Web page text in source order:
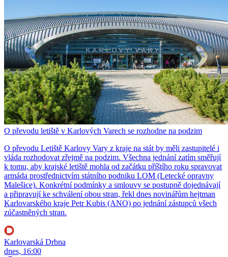
O převodu letiště v Karlových Varech se rozhodne na podzim
O převodu Letiště Karlovy Vary z kraje na stát by měli zastupitelé i
vláda rozhodovat zřejmě na podzim. Všechna jednání zatím směřují
k tomu, aby krajské letiště mohla od začátku příštího roku spravovat
armáda prostřednictvím státního podniku LOM (Letecké opravny
Malešice). Konkrétní podmínky a smlouvy se postupně dojednávají
a připravují ke schválení obou stran, řekl dnes novinářům hejtman
Karlovarského kraje Petr Kubis (ANO) po jednání zástupců všech
zúčastněných stran.
Karlovarská Drbna
dnes, 16:00